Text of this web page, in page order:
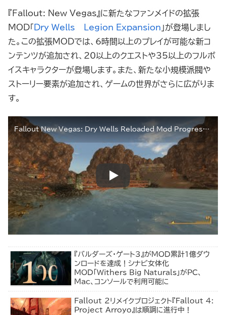
『Fallout: New Vegas』に新たなファンメイドの拡張
MOD「
Dry Wells – Legion Expansion 」が登場しまし
た。この拡張MODでは、6時間以上のプレイが可能な新コ
ンテンツが追加され、20以上のクエストや35以上のフルボ
イスキャラクターが登場します。また、新たな小規模派閥や
ストーリー要素が追加され、ゲームの世界がさらに広がりま
す。
Fallout New Vegas: Dry Wells Reloaded Mod Progress Update #1
『バルダーズ・ゲート3』がMOD累計1億ダウ
ンロードを達成！シナビ女体化
MOD「Withers Big Naturals」がPC、
Mac、コンソールで利用可能に
Fallout 2リメイクプロジェクト『Fallout 4:
Project Arroyo』は順調に進行中！